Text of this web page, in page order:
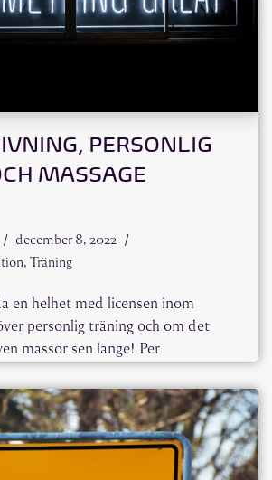
PERSONLIG
MASSAGE
december 8, 2022
, Träning
en helhet med licensen inom
personlig träning och om det
massör sen länge! Per